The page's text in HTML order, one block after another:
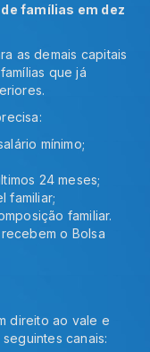
famílias em dez
as demais capitais
que já
mínimo;
24 meses;
familiar;
familiar.
o Bolsa
direito ao vale e
canais: